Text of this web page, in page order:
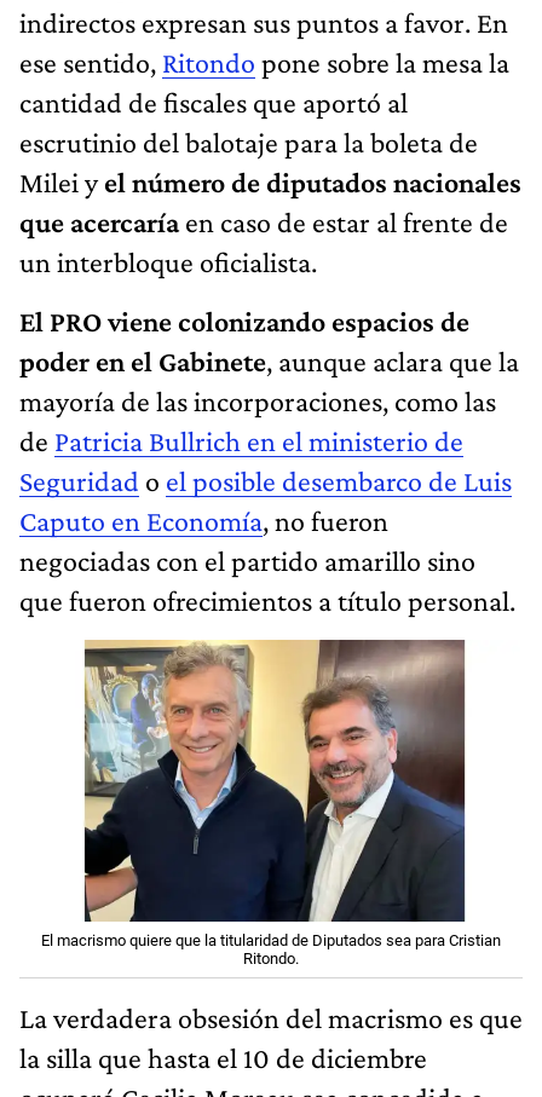
indirectos expresan sus puntos a favor. En
ese sentido, Ritondo pone sobre la mesa la
cantidad de fiscales que aportó al
escrutinio del balotaje para la boleta de
Milei yel número de diputados nacionales
que acercaríaen caso de estar al frente de
un interbloque oficialista.
El PRO viene colonizando espacios de
poder en el Gabinete, aunque aclara que la
mayoría de las incorporaciones, como las
de Patricia Bullrich en el ministerio de
Seguridad o el posible desembarco de Luis
Caputo en Economía, no fueron
negociadas con el partido amarillo sino
que fueron ofrecimientos a título personal.
El macrismo quiere que la titularidad de Diputados sea para Cristian
Ritondo.
La verdadera obsesión del macrismo es que
la silla que hasta el 10 de diciembre